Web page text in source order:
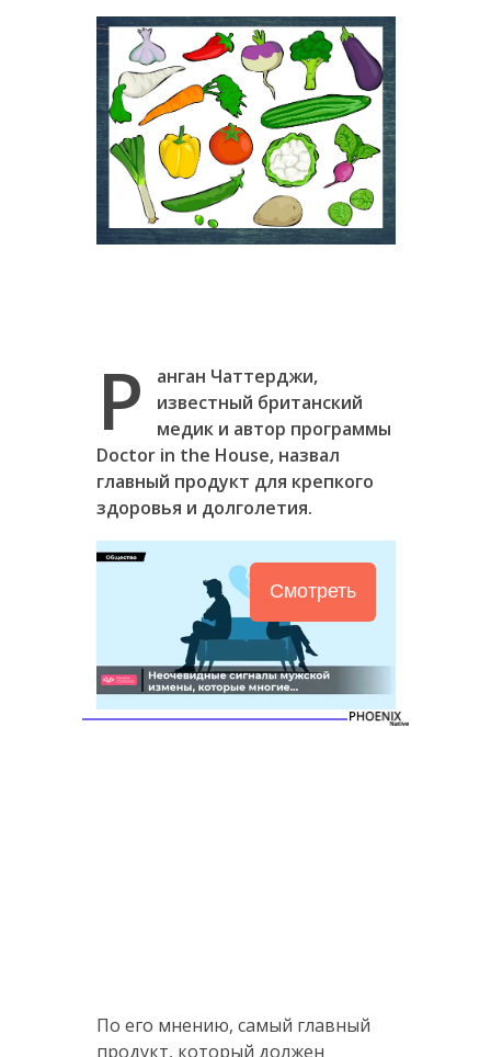
Р
анган Чаттерджи,
известный британский
медик и автор программы
Doctor in the House, назвал
главный продукт для крепкого
здоровья и долголетия.
Смотреть
По его мнению, самый главный
продукт, который должен